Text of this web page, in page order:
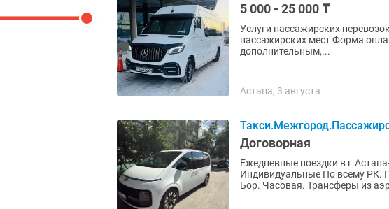
5 000 - 25 000 ₸
Услуги пассажирских
пассажирских мест Форма оплаты
дополнительным,...
Астана, 3 августа
Договорная
Ежедневные поездки в
Индивидуальные По всему РК.
Бор. Часовая. Трансферы из